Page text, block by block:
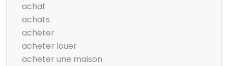
achat
achats
acheter
acheter louer
acheter une maison